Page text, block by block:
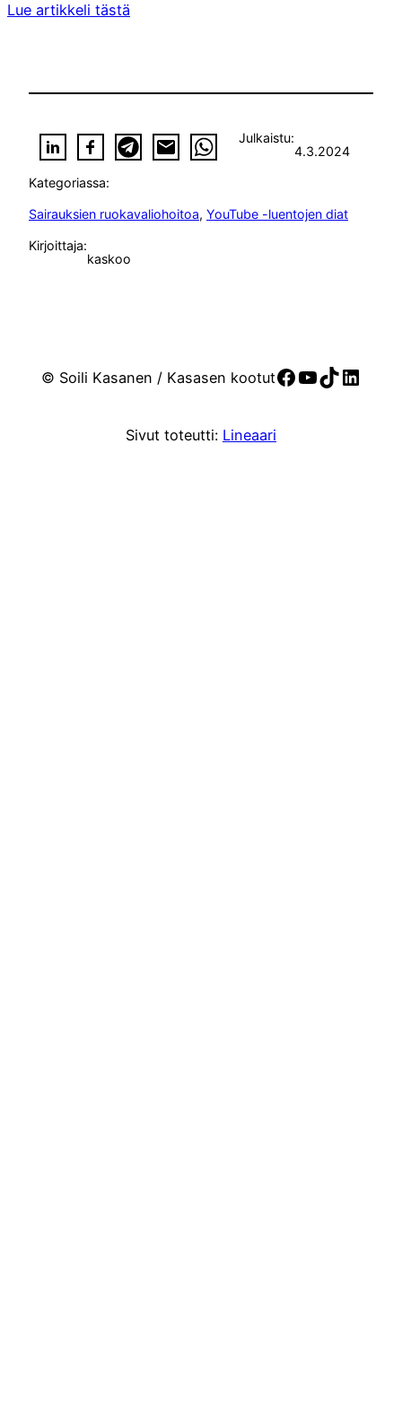
Lue artikkeli tästä
Julkaistu:
4.3.2024
Kategoriassa:
Sairauksien ruokavaliohoitoa, YouTube -luentojen diat
Kirjoittaja:
kaskoo
© Soili Kasanen / Kasasen kootutFacebook
YouTube
TikTok
Sivut toteutti: Lineaari